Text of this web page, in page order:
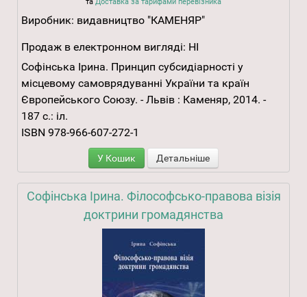
та Доставка за тарифами перевізника
Виробник: видавництво "КАМЕНЯР"
Продаж в електронном вигляді: НІ
Софінська Ірина. Принцип субсидіарності у
місцевому самоврядуванні України та країн
Європейського Союзу. - Львів : Каменяр, 2014. -
187 с.: іл.
ISBN 978-966-607-272-1
У Кошик Детальніше
Софінська Ірина. Філософсько-правова візія
доктрини громадянства